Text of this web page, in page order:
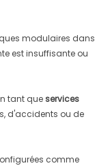
modulaires dans
est insuffisante ou
tant queservices
d'accidents ou de
comme